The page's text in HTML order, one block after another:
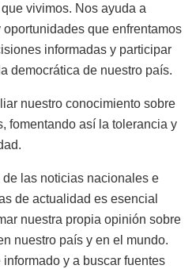
vivimos. Nos ayuda a
que enfrentamos
informadas y participar
democrática de nuestro país.
nuestro conocimiento sobre
fomentando así la tolerancia y
de las noticias nacionales e
de actualidad es esencial
nuestra propia opinión sobre
nuestro país y en el mundo.
y a buscar fuentes